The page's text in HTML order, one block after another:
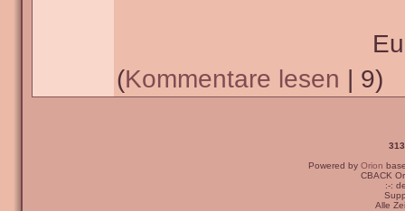
(Kommentare lesen | 9)
Powered by Orion
CBACK
:-:
Alle